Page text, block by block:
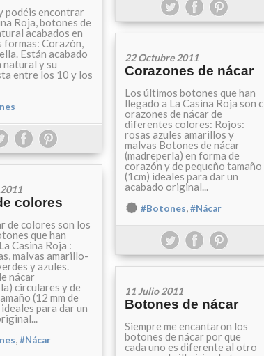
podéis encontrar
Roja, botones de
acabados en
formas: Corazón,
Están acabado
natural y su
entre los 10 y los
22 Octubre 2011
Corazones de nácar
Los últimos botones que han
llegado a La Casina Roja son c
orazones de nácar de
diferentes colores: Rojos:
rosas azules amarillos y
malvas Botones de nácar
(madreperla) en forma de
corazón y de pequeño tamaño
(1cm) ideales para dar un
acabado original...
#Botones,#Nácar
colores
de colores son los
que han
Casina Roja :
malvas amarillo-
y azules.
nácar
circulares y de
(12 mm de
para dar un
,#Nácar
11 Julio 2011
Botones de nácar
Siempre me encantaron los
botones de nácar por que
cada uno es diferente al otro